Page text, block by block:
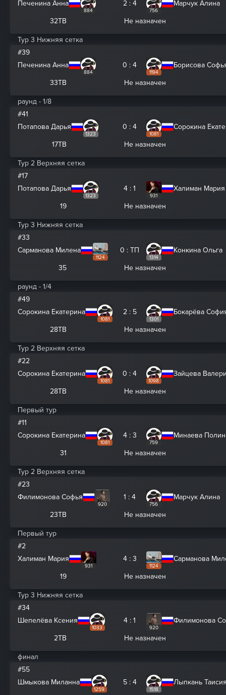
Печенина Анна
884
2 : 4
756
Марчук Алина
32ТВ Не назначен
Тур 3 Нижняя сетка
#39
Печенина Анна
884
0 : 4
1194
Борисова
33ТВ Не назначен
раунд - 1/8
#41
Потапова Дарья
1323
0 : 4
1081
Сорокина
17ТВ Не назначен
Тур 2 Верхняя сетка
#17
Потапова Дарья
1323
4 : 1
931
Халиман Мария
19 Не назначен
Тур 3 Нижняя сетка
#33
Сарманова Милена
1124
0 : ТП
1314
Конкина Ольга
35 Не назначен
раунд - 1/4
#49
Сорокина Екатерина
1081
2 : 5
1301
Бокарёва
28ТВ Не назначен
Тур 2 Верхняя сетка
#22
Сорокина Екатерина
1081
0 : 4
1098
Зайцева
28ТВ Не назначен
Первый тур
#11
Сорокина Екатерина
1081
4 : 3
759
Минаева
31 Не назначен
Тур 2 Верхняя сетка
#23
Филимонова Софья
920
1 : 4
756
Марчук Алина
23ТВ Не назначен
Первый тур
#2
Халиман Мария
931
4 : 3
1124
Сарманова
19 Не назначен
Тур 3 Нижняя сетка
#34
Шепелёва Ксения
1033
4 : 1
920
Филимонова
2ТВ Не назначен
финал
#55
Шмыкова Миланна
1259
5 : 4
1518
Лыпкань